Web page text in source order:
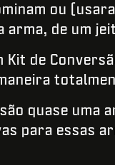
ou
arma, de um
Kit de
quase uma
para essas